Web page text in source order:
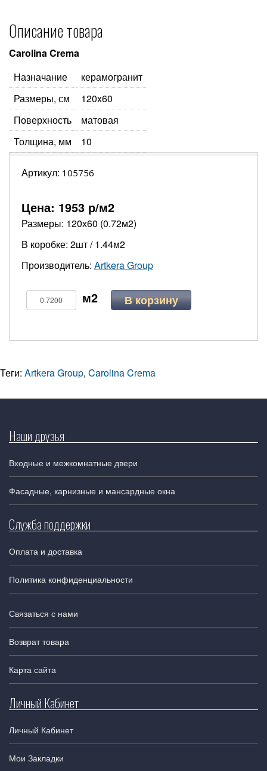
Описание товара
Carolina Crema
Назначание
керамогранит
Размеры, см
120x60
Поверхность
матовая
Толщина, мм
10
Артикул: 105756
Цена: 1953 р/м2
Размеры: 120х60 (0.72м2)
В коробке: 2шт / 1.44м2
Производитель: Artkera Group
В корзину
Теги: Artkera Group, Carolina Crema
Наши друзья
Входные и межкомнатные двери
Фасадные, карнизные и мансардные окна
Служба поддержки
Оплата и доставка
Политика конфиденциальности
Связаться с нами
Возврат товара
Карта сайта
Личный Кабинет
Личный Кабинет
Мои Закладки